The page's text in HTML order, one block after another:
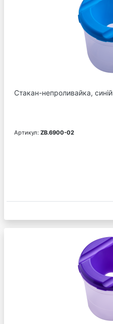
Стакан-непроливайка, синій
Артикул: ZB.6900-02